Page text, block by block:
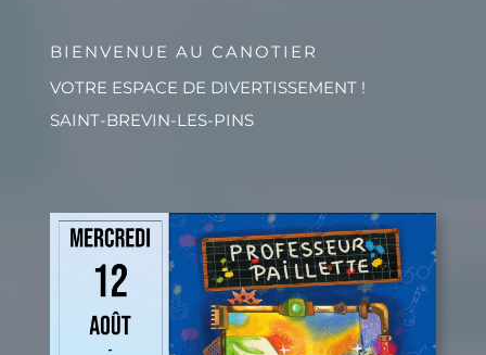
BIENVENUE AU CANOTIER
VOTRE ESPACE DE DIVERTISSEMENT !
SAINT-BREVIN-LES-PINS